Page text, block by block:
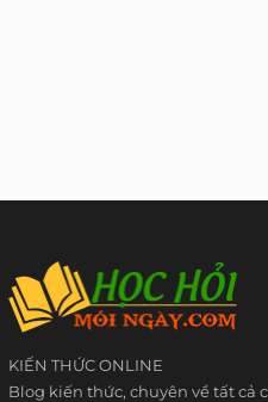
KIẾN THỨC ONLINE
Blog kiến thức, chuyên về tất cả